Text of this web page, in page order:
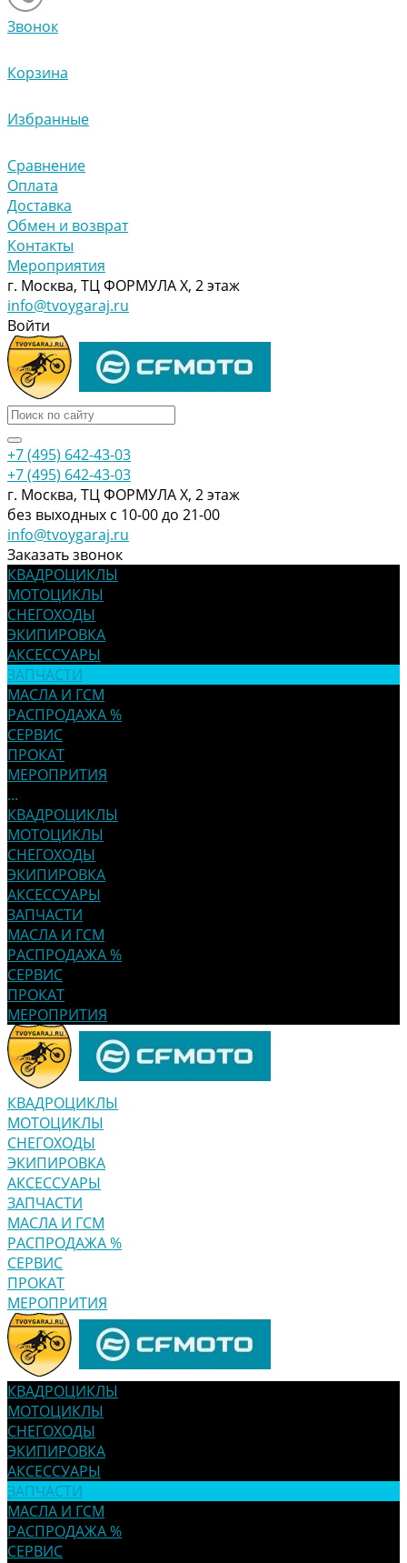
Звонок
Корзина
Избранные
Сравнение
Оплата
Доставка
Обмен и возврат
Контакты
Мероприятия
г. Москва, ТЦ ФОРМУЛА Х, 2 этаж
info@tvoygaraj.ru
Войти
+7 (495) 642-43-03
+7 (495) 642-43-03
г. Москва, ТЦ ФОРМУЛА Х, 2 этаж
без выходных с 10-00 до 21-00
info@tvoygaraj.ru
Заказать звонок
КВАДРОЦИКЛЫ
МОТОЦИКЛЫ
СНЕГОХОДЫ
ЭКИПИРОВКА
АКСЕССУАРЫ
ЗАПЧАСТИ
МАСЛА И ГСМ
РАСПРОДАЖА %
СЕРВИС
ПРОКАТ
МЕРОПРИТИЯ
...
КВАДРОЦИКЛЫ
МОТОЦИКЛЫ
СНЕГОХОДЫ
ЭКИПИРОВКА
АКСЕССУАРЫ
ЗАПЧАСТИ
МАСЛА И ГСМ
РАСПРОДАЖА %
СЕРВИС
ПРОКАТ
МЕРОПРИТИЯ
КВАДРОЦИКЛЫ
МОТОЦИКЛЫ
СНЕГОХОДЫ
ЭКИПИРОВКА
АКСЕССУАРЫ
ЗАПЧАСТИ
МАСЛА И ГСМ
РАСПРОДАЖА %
СЕРВИС
ПРОКАТ
МЕРОПРИТИЯ
КВАДРОЦИКЛЫ
МОТОЦИКЛЫ
СНЕГОХОДЫ
ЭКИПИРОВКА
АКСЕССУАРЫ
ЗАПЧАСТИ
МАСЛА И ГСМ
РАСПРОДАЖА %
СЕРВИС